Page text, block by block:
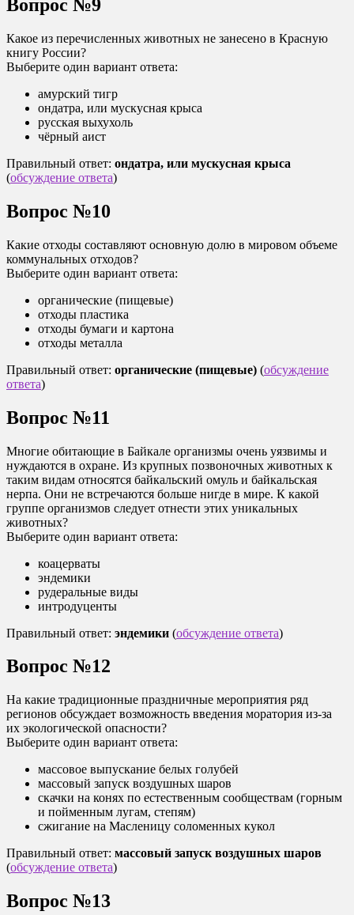
Вопрос №9
Какое из перечисленных животных не занесено в Красную
книгу России?
Выберите один вариант ответа:
амурский тигр
ондатра, или мускусная крыса
русская выхухоль
чёрный аист
Правильный ответ: ондатра, или мускусная крыса
(обсуждение ответа)
Вопрос №10
Какие отходы составляют основную долю в мировом объеме
коммунальных отходов?
Выберите один вариант ответа:
органические (пищевые)
отходы пластика
отходы бумаги и картона
отходы металла
Правильный ответ: органические (пищевые) (обсуждение
ответа)
Вопрос №11
Многие обитающие в Байкале организмы очень уязвимы и
нуждаются в охране. Из крупных позвоночных животных к
таким видам относятся байкальский омуль и байкальская
нерпа. Они не встречаются больше нигде в мире. К какой
группе организмов следует отнести этих уникальных
животных?
Выберите один вариант ответа:
коацерваты
эндемики
рудеральные виды
интродуценты
Правильный ответ: эндемики (обсуждение ответа)
Вопрос №12
На какие традиционные праздничные мероприятия ряд
регионов обсуждает возможность введения моратория из-за
их экологической опасности?
Выберите один вариант ответа:
массовое выпускание белых голубей
массовый запуск воздушных шаров
скачки на конях по естественным сообществам (горным
и пойменным лугам, степям)
сжигание на Масленицу соломенных кукол
Правильный ответ: массовый запуск воздушных шаров
(обсуждение ответа)
Вопрос №13